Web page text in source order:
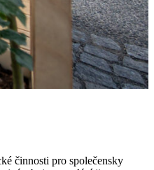
činnosti pro společensky